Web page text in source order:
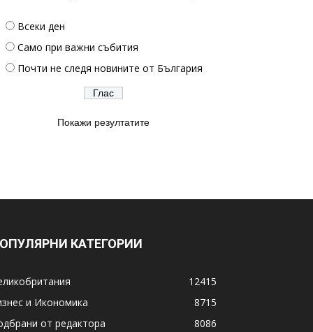
Всеки ден
Само при важни събития
Почти не следя новините от България
Покажи резултатите
КАТЕГОРИИ
12415
и Икономика
8715
от редактора
8086